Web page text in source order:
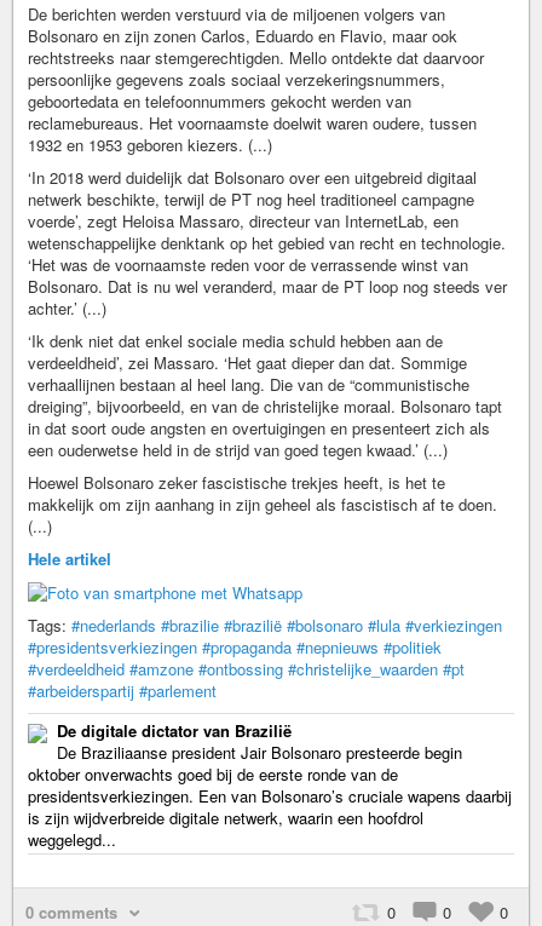
De berichten werden verstuurd via de miljoenen volgers van
Bolsonaro en zijn zonen Carlos, Eduardo en Flavio, maar ook
rechtstreeks naar stemgerechtigden. Mello ontdekte dat daarvoor
persoonlijke gegevens zoals sociaal verzekeringsnummers,
geboortedata en telefoonnummers gekocht werden van
reclamebureaus. Het voornaamste doelwit waren oudere, tussen
1932 en 1953 geboren kiezers. (...)
‘In 2018 werd duidelijk dat Bolsonaro over een uitgebreid digitaal
netwerk beschikte, terwijl de PT nog heel traditioneel campagne
voerde’, zegt Heloisa Massaro, directeur van InternetLab, een
wetenschappelijke denktank op het gebied van recht en technologie.
‘Het was de voornaamste reden voor de verrassende winst van
Bolsonaro. Dat is nu wel veranderd, maar de PT loop nog steeds ver
achter.’ (...)
‘Ik denk niet dat enkel sociale media schuld hebben aan de
verdeeldheid’, zei Massaro. ‘Het gaat dieper dan dat. Sommige
verhaallijnen bestaan al heel lang. Die van de “communistische
dreiging”, bijvoorbeeld, en van de christelijke moraal. Bolsonaro tapt
in dat soort oude angsten en overtuigingen en presenteert zich als
een ouderwetse held in de strijd van goed tegen kwaad.’ (...)
Hoewel Bolsonaro zeker fascistische trekjes heeft, is het te
makkelijk om zijn aanhang in zijn geheel als fascistisch af te doen.
(...)
Hele artikel
Tags: #nederlands #brazilie #brazilië #bolsonaro #lula #verkiezingen
#presidentsverkiezingen #propaganda #nepnieuws #politiek
#verdeeldheid #amzone #ontbossing #christelijke_waarden #pt
#arbeiderspartij #parlement
De digitale dictator van Brazilië
De Braziliaanse president Jair Bolsonaro presteerde begin
oktober onverwachts goed bij de eerste ronde van de
presidentsverkiezingen. Een van Bolsonaro’s cruciale wapens daarbij
is zijn wijdverbreide digitale netwerk, waarin een hoofdrol
weggelegd...
0 comments 0 0 0